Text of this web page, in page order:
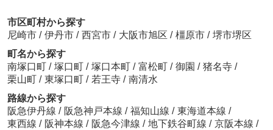
市区町村から探す
尼崎市 / 伊丹市 / 西宮市 / 大阪市旭区 / 橿原市 / 堺市堺区
町名から探す
南塚口町 / 塚口町 / 塚口本町 / 富松町 / 御園 / 猪名寺 /
栗山町 / 東塚口町 / 若王寺 / 南清水
路線から探す
阪急伊丹線 / 阪急神戸本線 / 福知山線 / 東海道本線 /
東西線 / 阪神本線 / 阪急今津線 / 地下鉄谷町線 / 京阪本線 /